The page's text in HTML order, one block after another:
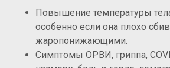
Повышение температуры
особенно если она плохо
жаропонижающими.
Симптомы ОРВИ, гриппа,